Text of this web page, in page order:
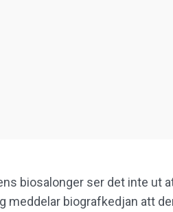
biosalonger ser det inte ut
meddelar biografkedjan att